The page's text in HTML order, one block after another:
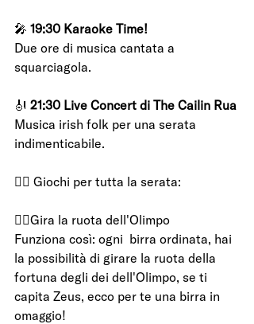
🎤 19:30 Karaoke Time!
Due ore di musica cantata a
squarciagola.
🎻 21:30 Live Concert di The Cailin Rua
Musica irish folk per una serata
indimenticabile.
🤹‍♀️ Giochi per tutta la serata:
🤸‍♀️Gira la ruota dell'Olimpo
Funziona così: ogni  birra ordinata, hai
la possibilità di girare la ruota della
fortuna degli dei dell'Olimpo, se ti
capita Zeus, ecco per te una birra in
omaggio!